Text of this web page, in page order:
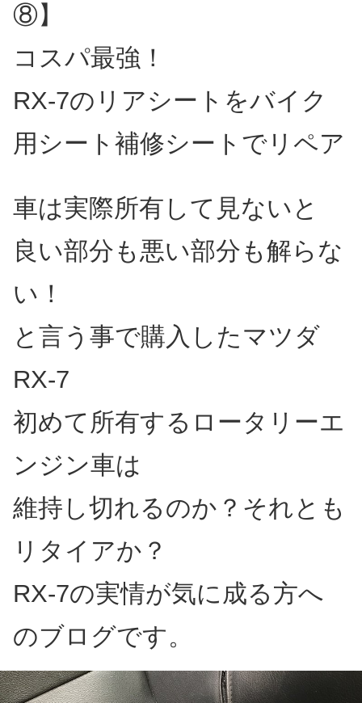
⑧】
コスパ最強！
RX-7のリアシートをバイク
用シート補修シートでリペア
車は実際所有して見ないと
良い部分も悪い部分も解らな
い！
と言う事で購入したマツダ
RX-7
初めて所有するロータリーエ
ンジン車は
維持し切れるのか？それとも
リタイアか？
RX-7の実情が気に成る方へ
のブログです。